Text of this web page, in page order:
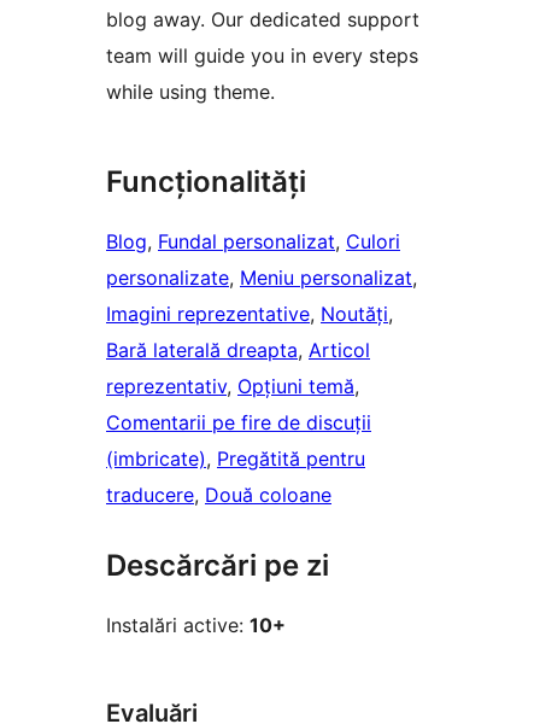
blog away. Our dedicated support
team will guide you in every steps
while using theme.
Funcționalități
Blog, Fundal personalizat, Culori
personalizate, Meniu personalizat
Imagini reprezentative, Noutăți
Bară laterală dreapta, Articol
reprezentativ, Opțiuni temă
Comentarii pe fire de discuții
(imbricate), Pregătită pentru
traducere, Două coloane
Descărcări pe zi
Instalări active: 10+
Evaluări